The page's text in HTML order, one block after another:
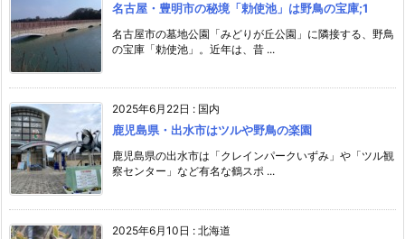
名古屋・豊明市の秘境「勅使池」は野鳥の宝庫;1
名古屋市の墓地公園「みどりが丘公園」に隣接する、野鳥
の宝庫「勅使池」。近年は、昔 ...
2025年6月22日 : 国内
鹿児島県・出水市はツルや野鳥の楽園
鹿児島県の出水市は「クレインパークいずみ」や「ツル観
察センター」など有名な鶴スポ ...
2025年6月10日 : 北海道